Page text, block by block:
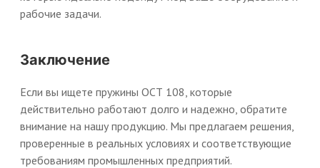
рабочие задачи.
Заключение
Если вы ищете пружины ОСТ 108, которые
действительно работают долго и надежно, обратите
внимание на нашу продукцию. Мы предлагаем решения,
проверенные в реальных условиях и соответствующие
требованиям промышленных предприятий.